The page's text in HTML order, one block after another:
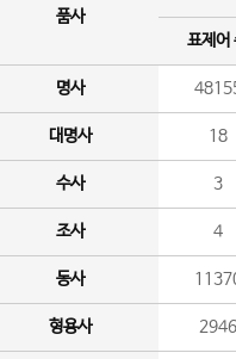
품사
표제어
명사
대명사 18
수사 3
조사 4
동사
형용사 2946